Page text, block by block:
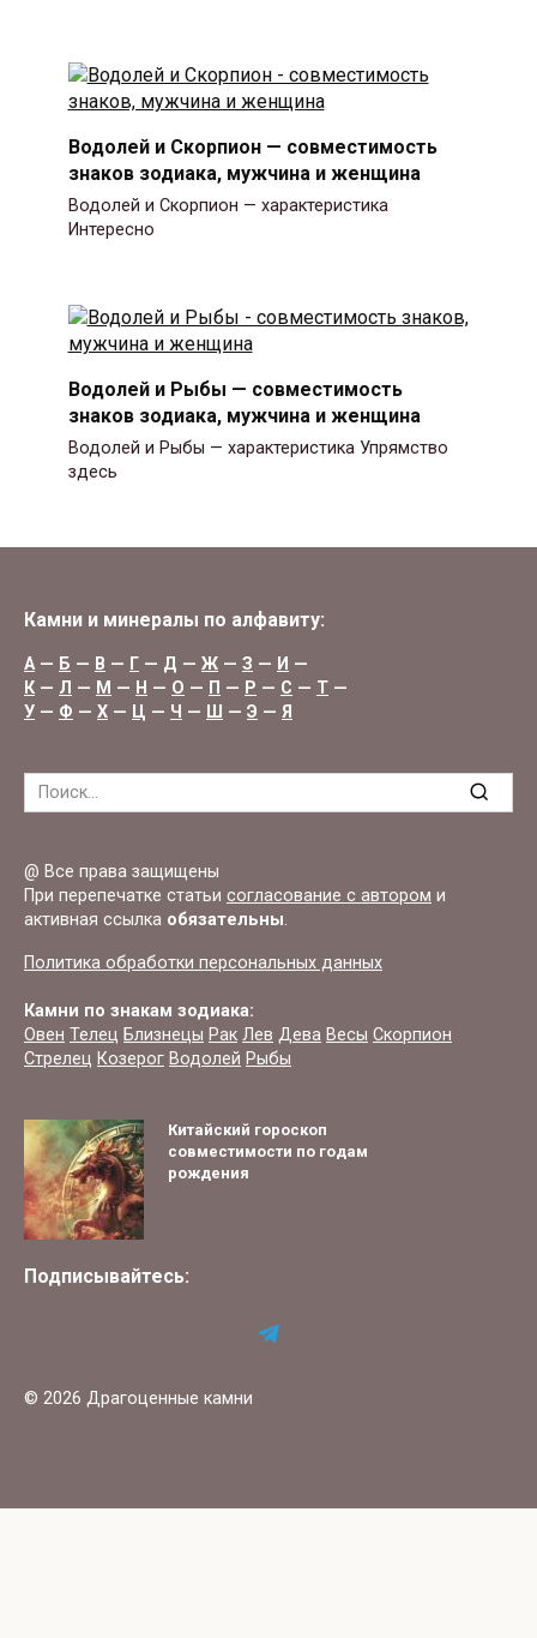
Водолей и Скорпион — совместимость
знаков зодиака, мужчина и женщина
Водолей и Скорпион — характеристика
Интересно
Водолей и Рыбы — совместимость
знаков зодиака, мужчина и женщина
Водолей и Рыбы — характеристика Упрямство
здесь
Камни и минералы по алфавиту:
А— Б — В — Г — Д — Ж — З — И —
К — Л — М — Н — О — П — Р — С — Т —
У — Ф — Х — Ц — Ч — Ш — Э — Я
Search
for:
@ Все права защищены
При перепечатке статьи согласование с автором и
активная ссылка обязательны.
Политика обработки персональных данных
Камни по знакам зодиака:
Овен Телец Близнецы Рак Лев Дева Весы Скорпион
Стрелец Козерог Водолей Рыбы
Китайский гороскоп
совместимости по годам
рождения
Подписывайтесь:
© 2026 Драгоценные камни